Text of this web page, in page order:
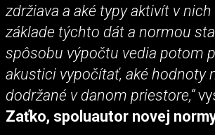
zdržiava a aké typy aktivít v
základe týchto dát a normou
spôsobu výpočtu vedia potom
akustici vypočítať, aké hodnoty
dodržané v danom priestore,“
Zaťko, spoluautor novej